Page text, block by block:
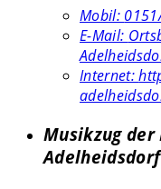
Mobil:
E-Mail:
Internet:
Musikzug
Adelheidsdorf